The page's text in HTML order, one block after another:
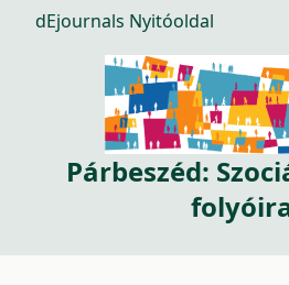
dEjournals Nyitóoldal
Párbeszéd: